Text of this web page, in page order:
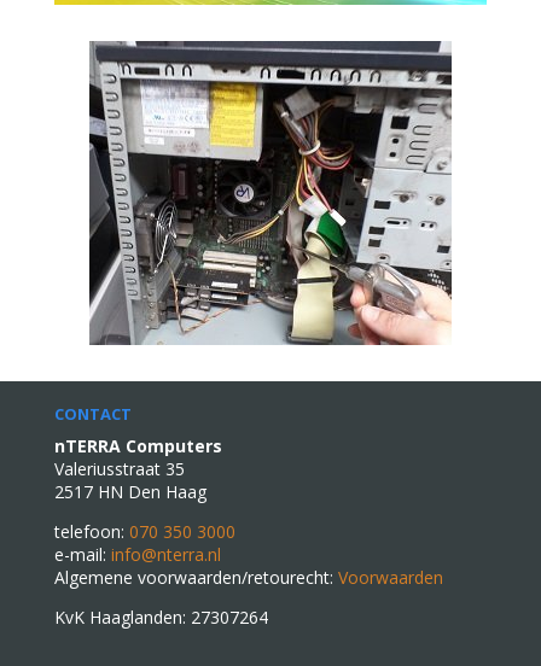
CONTACT
nTERRA Computers
Valeriusstraat 35
2517 HN Den Haag
telefoon: 070 350 3000
e-mail: info@nterra.nl
Algemene voorwaarden/retourecht: Voorwaarden
KvK Haaglanden: 27307264